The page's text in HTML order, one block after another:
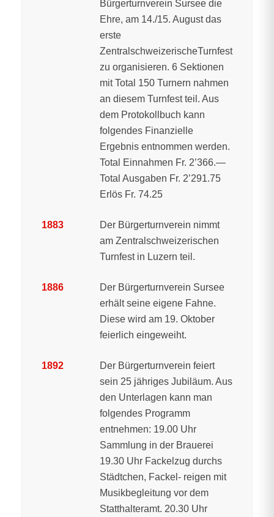
Bürgerturnverein Sursee die
Ehre, am 14./15. August das
erste
ZentralschweizerischeTurnfest
zu organisieren. 6 Sektionen
mit Total 150 Turnern nahmen
an diesem Turnfest teil. Aus
dem Protokollbuch kann
folgendes Finanzielle
Ergebnis entnommen werden.
Total Einnahmen Fr. 2’366.—
Total Ausgaben Fr. 2’291.75
Erlös Fr. 74.25
1883
Der Bürgerturnverein nimmt
am Zentralschweizerischen
Turnfest in Luzern teil.
1886
Der Bürgerturnverein Sursee
erhält seine eigene Fahne.
Diese wird am 19. Oktober
feierlich eingeweiht.
1892
Der Bürgerturnverein feiert
sein 25 jähriges Jubiläum. Aus
den Unterlagen kann man
folgendes Programm
entnehmen: 19.00 Uhr
Sammlung in der Brauerei
19.30 Uhr Fackelzug durchs
Städtchen, Fackel- reigen mit
Musikbegleitung vor dem
Statthalteramt. 20.30 Uhr